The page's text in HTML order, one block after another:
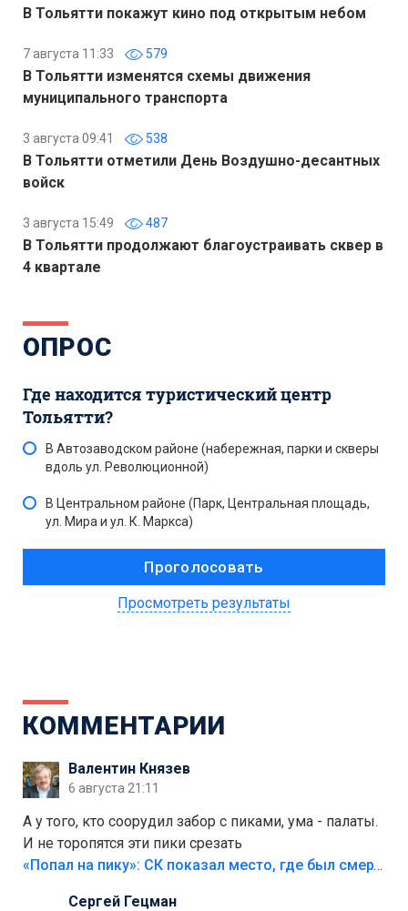
В Тольятти покажут кино под открытым небом
7 августа 11:33 579
В Тольятти изменятся схемы движения
муниципального транспорта
3 августа 09:41 538
В Тольятти отметили День Воздушно-десантных
войск
3 августа 15:49 487
В Тольятти продолжают благоустраивать сквер в
4 квартале
ОПРОС
Где находится туристический центр
Тольятти?
В Автозаводском районе (набережная, парки и скверы
вдоль ул. Революционной)
В Центральном районе (Парк, Центральная площадь,
ул. Мира и ул. К. Маркса)
Просмотреть результаты
КОММЕНТАРИИ
Валентин Князев
6 августа 21:11
А у того, кто соорудил забор с пиками, ума - палаты.
И не торопятся эти пики срезать
«Попал на пику»: СК показал место, где был смертельно травмирован ребенок в Тольятти
Сергей Гецман